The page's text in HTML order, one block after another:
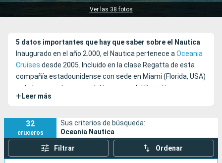
Ver las 38 fotos
5 datos importantes que hay que saber sobre el Nautica
Inaugurado en el año 2.000, el Nautica pertenece aOceania
Cruises desde 2005. Incluido en la clase Regatta de esta
compañía estadounidense con sede en Miami (Florida, USA)
este barco es hermano del Insignia y del Regatta
+ Leer más
32
cruceros
Sus criterios de búsqueda:
Oceania Nautica
Filtrar Ordenar